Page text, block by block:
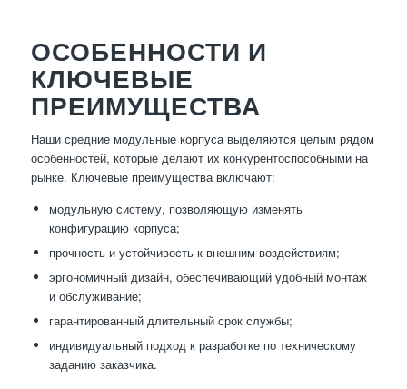
ОСОБЕННОСТИ И
КЛЮЧЕВЫЕ
ПРЕИМУЩЕСТВА
Наши средние модульные корпуса выделяются целым рядом
особенностей, которые делают их конкурентоспособными на
рынке. Ключевые преимущества включают:
модульную систему, позволяющую изменять
конфигурацию корпуса;
прочность и устойчивость к внешним воздействиям;
эргономичный дизайн, обеспечивающий удобный монтаж
и обслуживание;
гарантированный длительный срок службы;
индивидуальный подход к разработке по техническому
заданию заказчика.